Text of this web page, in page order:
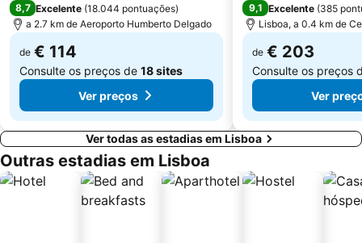
8,7 Excelente (18.044 pontuações)
a 2.7 km de Aeroporto Humberto Delgado
de € 114
Consulte os preços de 18 sites
Ver preços
9,1 Excelente (385
Lisboa, a 0.4 km de
de € 203
Consulte os preços
Ver
Ver todas as estadias em Lisboa
Outras estadias em Lisboa